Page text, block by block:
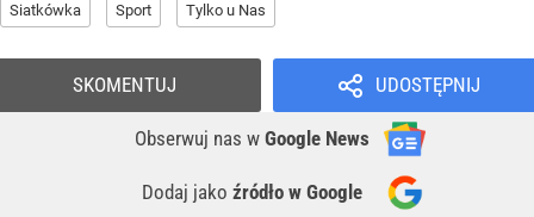
Siatkówka Sport Tylko u Nas
UDOSTĘPNIJ
Obserwuj nas w Google News
Dodaj jako źródło w Google
SKOMENTUJ